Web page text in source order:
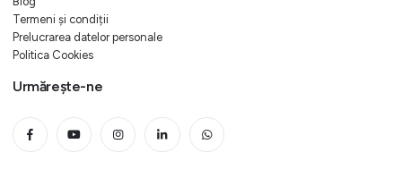
Termeni și condiții
Prelucrarea datelor personale
Politica Cookies
Urmărește-ne